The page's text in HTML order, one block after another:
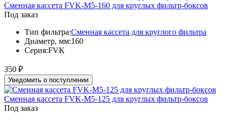
Сменная кассета FVK-M5-160 для круглых фильтр-боксов
Под заказ
Тип фильтра:Сменная кассета для круглого фильтра
Диаметр, мм:160
Серия:FVK
350 ₽
Уведомить о поступлении
Сменная кассета FVK-M5-125 для круглых фильтр-боксов
Под заказ